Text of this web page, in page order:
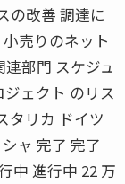
の改善 調達に
売りのネット
部門 スケジュ
ェクト のリス
タリカ ドイツ
ャ 完了 完了
中 進行中 22 万